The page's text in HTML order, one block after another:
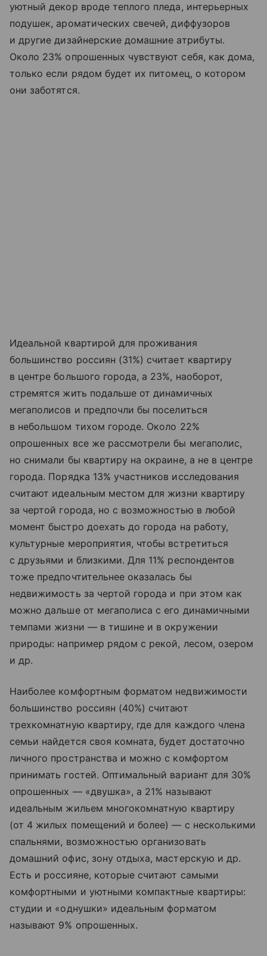
уютный декор вроде теплого пледа, интерьерных
подушек, ароматических свечей, диффузоров
и другие дизайнерские домашние атрибуты.
Около 23% опрошенных чувствуют себя, как дома,
только если рядом будет их питомец, о котором
они заботятся.
Идеальной квартирой для проживания
большинство россиян (31%) считает квартиру
в центре большого города, а 23%, наоборот,
стремятся жить подальше от динамичных
мегаполисов и предпочли бы поселиться
в небольшом тихом городе. Около 22%
опрошенных все же рассмотрели бы мегаполис,
но снимали бы квартиру на окраине, а не в центре
города. Порядка 13% участников исследования
считают идеальным местом для жизни квартиру
за чертой города, но с возможностью в любой
момент быстро доехать до города на работу,
культурные мероприятия, чтобы встретиться
с друзьями и близкими. Для 11% респондентов
тоже предпочтительнее оказалась бы
недвижимость за чертой города и при этом как
можно дальше от мегаполиса с его динамичными
темпами жизни — в тишине и в окружении
природы: например рядом с рекой, лесом, озером
и др.
Наиболее комфортным форматом недвижимости
большинство россиян (40%) считают
трехкомнатную квартиру, где для каждого члена
семьи найдется своя комната, будет достаточно
личного пространства и можно с комфортом
принимать гостей. Оптимальный вариант для 30%
опрошенных — «двушка», а 21% называют
идеальным жильем многокомнатную квартиру
(от 4 жилых помещений и более) — с несколькими
спальнями, возможностью организовать
домашний офис, зону отдыха, мастерскую и др.
Есть и россияне, которые считают самыми
комфортными и уютными компактные квартиры:
студии и «однушки» идеальным форматом
называют 9% опрошенных.